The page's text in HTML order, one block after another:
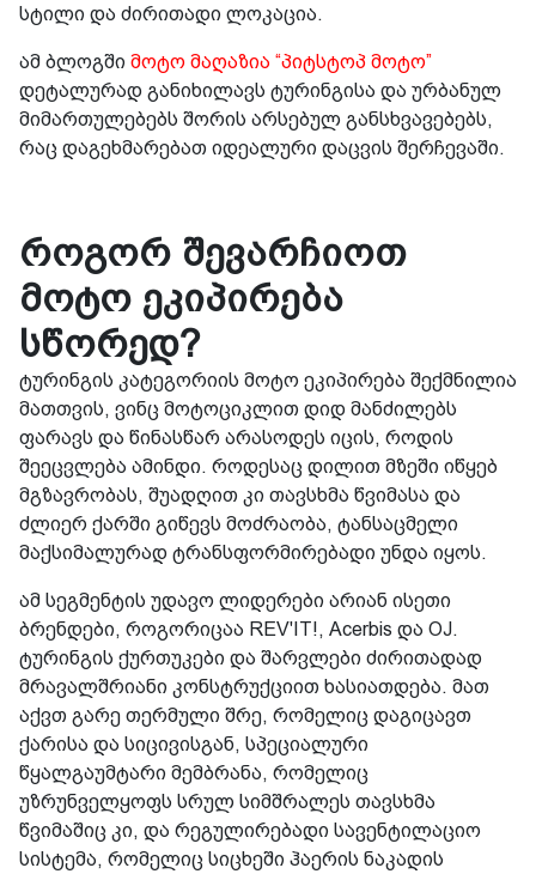
სტილი და ძირითადი ლოკაცია.
ამ ბლოგში მოტო მაღაზია “პიტსტოპ მოტო”
დეტალურად განიხილავს ტურინგისა და ურბანულ
მიმართულებებს შორის არსებულ განსხვავებებს,
რაც დაგეხმარებათ იდეალური დაცვის შერჩევაში.
როგორ შევარჩიოთ
მოტო ეკიპირება
სწორედ?
ტურინგის კატეგორიის მოტო ეკიპირება შექმნილია
მათთვის, ვინც მოტოციკლით დიდ მანძილებს
ფარავს და წინასწარ არასოდეს იცის, როდის
შეეცვლება ამინდი. როდესაც დილით მზეში იწყებ
მგზავრობას, შუადღით კი თავსხმა წვიმასა და
ძლიერ ქარში გიწევს მოძრაობა, ტანსაცმელი
მაქსიმალურად ტრანსფორმირებადი უნდა იყოს.
ამ სეგმენტის უდავო ლიდერები არიან ისეთი
ბრენდები, როგორიცაა REV'IT!, Acerbis და OJ.
ტურინგის ქურთუკები და შარვლები ძირითადად
მრავალშრიანი კონსტრუქციით ხასიათდება. მათ
აქვთ გარე თერმული შრე, რომელიც დაგიცავთ
ქარისა და სიცივისგან, სპეციალური
წყალგაუმტარი მემბრანა, რომელიც
უზრუნველყოფს სრულ სიმშრალეს თავსხმა
წვიმაშიც კი, და რეგულირებადი სავენტილაციო
სისტემა, რომელიც სიცხეში ჰაერის ნაკადის